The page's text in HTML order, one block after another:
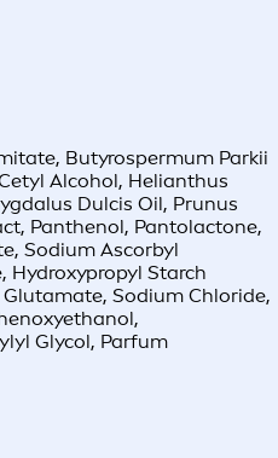
Butyrospermum Parkii
Alcohol, Helianthus
Dulcis Oil, Prunus
Panthenol, Pantolactone,
Sodium Ascorbyl
Hydroxypropyl Starch
Sodium Chloride,
Glycol, Parfum